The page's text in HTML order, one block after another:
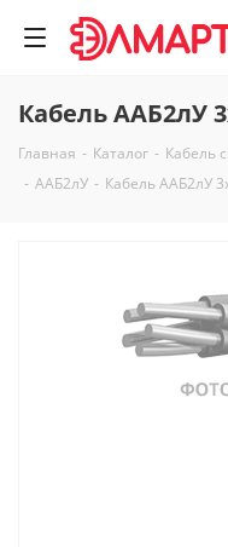
Кабель ААБ2лУ
Главная - Каталог - Кабель
- ААБ2лУ - Кабель ААБ2лУ